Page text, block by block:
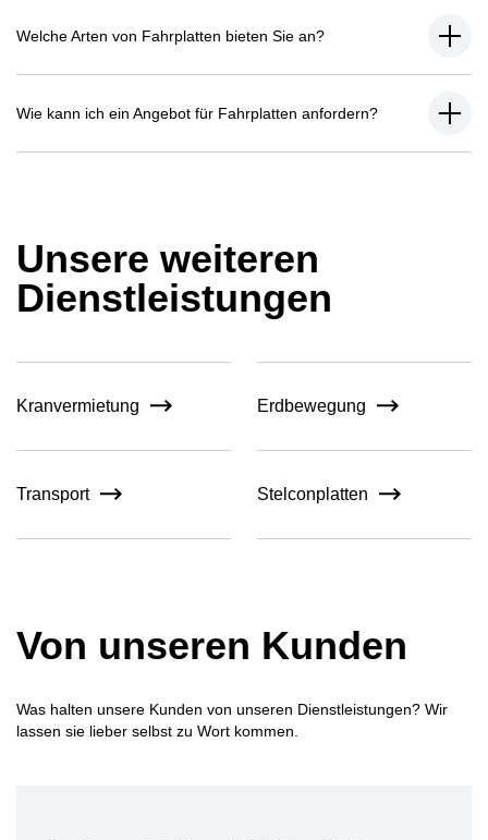
Welche Arten von Fahrplatten bieten Sie an?
Wie kann ich ein Angebot für Fahrplatten anfordern?
Unsere weiteren
Dienstleistungen
Kranvermietung
Transport
Erdbewegung
Stelconplatten
Von unseren Kunden
Was halten unsere Kunden von unseren Dienstleistungen? Wir
lassen sie lieber selbst zu Wort kommen.